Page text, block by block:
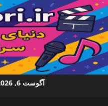
آگوست 6, 2026